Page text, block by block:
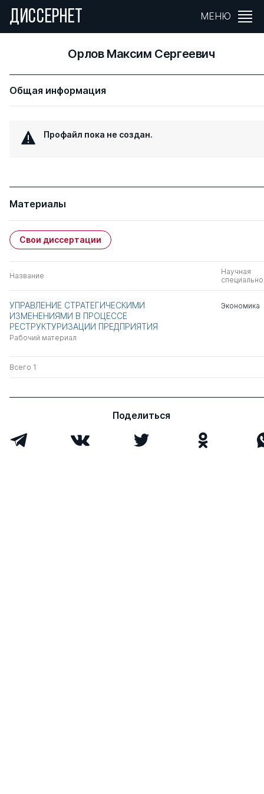
ДИССЕРНЕТ МЕНЮ
Орлов Максим Сергеевич
Общая информация
Профайл пока не создан.
Материалы
Свои диссертации
Название
Научная
УПРАВЛЕНИЕ СТРАТЕГИЧЕСКИМИ
ИЗМЕНЕНИЯМИ В ПРОЦЕССЕ
РЕСТРУКТУРИЗАЦИИ ПРЕДПРИЯТИЯ
Рабочий материал
Экономика
Всего 1
Поделиться